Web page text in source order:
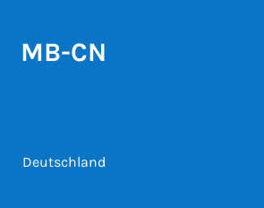
MB-CN
Deutschland